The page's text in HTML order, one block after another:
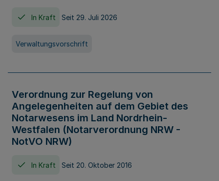
In Kraft Seit 29. Juli 2026
Verwaltungsvorschrift
Verordnung zur Regelung von
Angelegenheiten auf dem Gebiet des
Notarwesens im Land Nordrhein-
Westfalen (Notarverordnung NRW -
NotVO NRW)
In Kraft Seit 20. Oktober 2016